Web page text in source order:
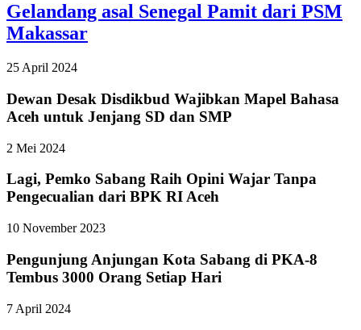
Gelandang asal Senegal Pamit dari PSM
Makassar
25 April 2024
Dewan Desak Disdikbud Wajibkan Mapel Bahasa
Aceh untuk Jenjang SD dan SMP
2 Mei 2024
Lagi, Pemko Sabang Raih Opini Wajar Tanpa
Pengecualian dari BPK RI Aceh
10 November 2023
Pengunjung Anjungan Kota Sabang di PKA-8
Tembus 3000 Orang Setiap Hari
7 April 2024